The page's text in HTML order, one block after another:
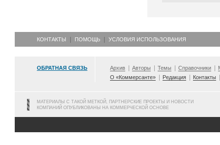
КОНТАКТЫ ПОМОЩЬ УСЛОВИЯ ИСПОЛЬЗОВАНИЯ
ОБРАТНАЯ СВЯЗЬ Архив Авторы Темы Справочники
О «Коммерсанте»
Редакция Контакты
МАТЕРИАЛЫ С ТАКОЙ МЕТКОЙ, ПАРТНЕРСКИЕ ПРОЕКТЫ И НОВОСТИ
КОМПАНИЙ ОПУБЛИКОВАНЫ НА КОММЕРЧЕСКОЙ ОСНОВЕ